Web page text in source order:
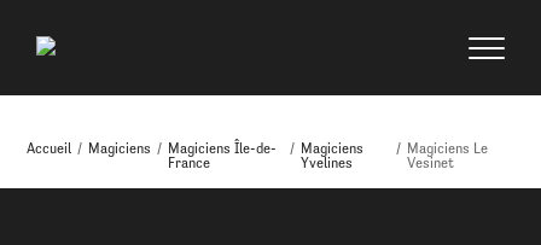
Accueil / Magiciens / Magiciens Île-de-
France
/ Magiciens
Yvelines
/ Magiciens Le
Vesinet